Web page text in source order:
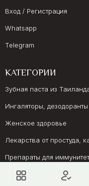
Вход / Регистрация
Whatsapp
Telegram
КАТЕГОРИИ
Зубная паста из
Ингаляторы, дезодоранты
Женское здоровье
Лекарства от простуда,
Препараты для
Онкология, суставы